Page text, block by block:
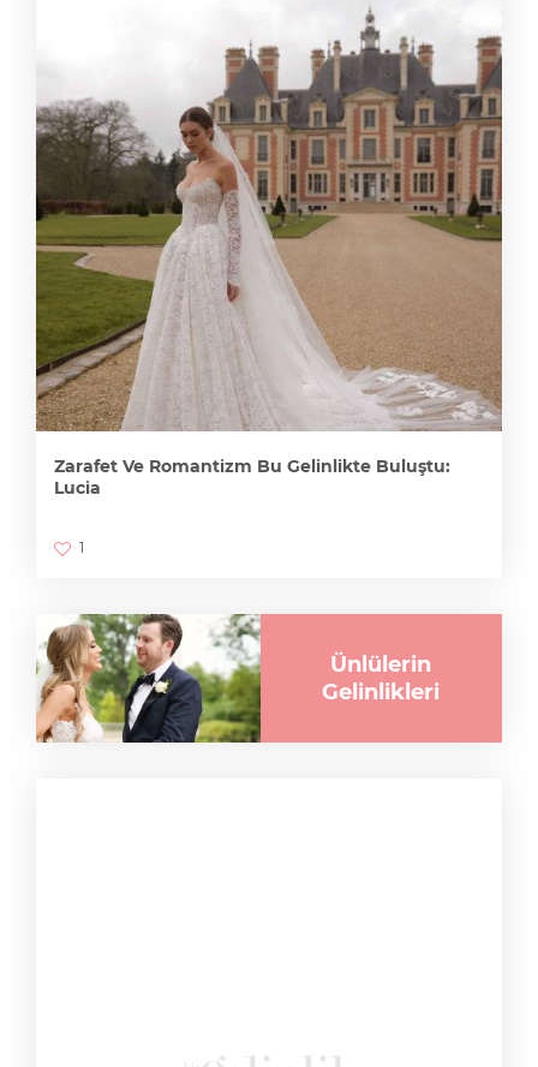
Zarafet Ve Romantizm Bu Gelinlikte Buluştu:
Lucia
1
Ünlülerin
Gelinlikleri